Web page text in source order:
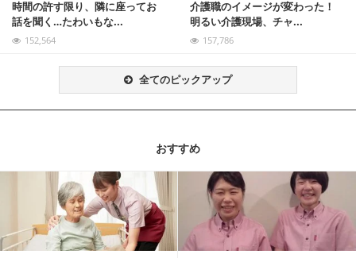
時間の許す限り、隣に座ってお
話を聞く…たわいもな...
152,564
介護職のイメージが変わった！
明るい介護現場、チャ...
157,786
全てのピックアップ
おすすめ
記事を読む